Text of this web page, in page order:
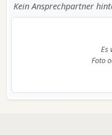
Kein Ansprechpartner
Es
Foto